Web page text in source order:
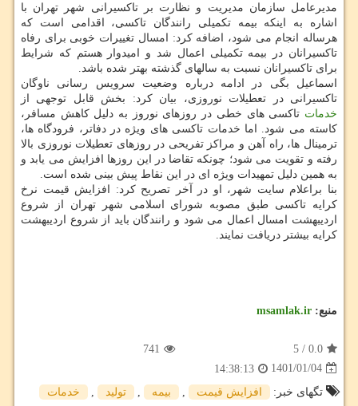
مدیرعامل سازمان مدیریت و نظارت بر تاکسیرانی شهر تهران با
اشاره به اینکه بیمه تکمیلی رانندگان تاکسی، اقدامی است که
هرساله انجام می شود، اضافه کرد: امسال تغییرات خوبی برای رفاه
تاکسیرانان در بیمه تکمیلی اعمال شد و امیدوار هستم که شرایط
برای تاکسیرانان نسبت به سالهای گذشته بهتر شده باشد.
اسماعیل بگی در ادامه درباره وضعیت سرویس رسانی ناوگان
تاکسیرانی در تعطیلات نوروزی، بیان کرد: بخش قابل توجهی از
خدمات تاکسی های خطی در روزهای نوروز به دلیل کاهش مسافر،
کاسته می شود. اما خدمات تاکسی های ویژه در دفاتر، فرودگاه ها،
ترمینال ها، راه آهن و مراکز تفریحی در روزهای تعطیلات نوروزی بالا
رفته و تقویت می شود؛ چونکه تقاضا در این روزها افزایش می یابد و
به همین دلیل تمهیدات ویژه ای در این نقاط پیش بینی شده است.
بنا براعلام سایت شهر، او در آخر تصریح کرد: افزایش قیمت نرخ
کرایه تاکسی طبق مصوبه شورای اسلامی شهر تهران از شروع
اردیبهشت امسال اعمال می شود و رانندگان باید از شروع اردیبهشت
کرایه بیشتر دریافت نمایند.
منبع: msamlak.ir
0.0
/
5
741
1401/01/04
14:38:13
تگهای خبر:
افزایش قیمت , بیمه , تولید , خدمات